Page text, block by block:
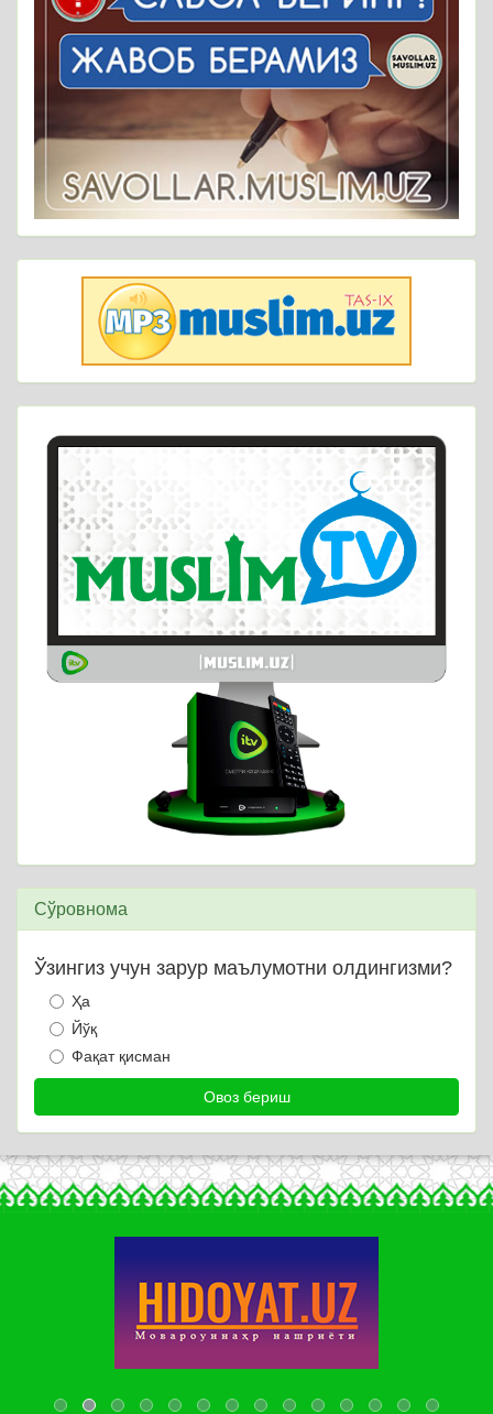
Сўровнома
Ўзингиз учун зарур маълумотни олдингизми?
Ҳа
Йўқ
Фақат қисман